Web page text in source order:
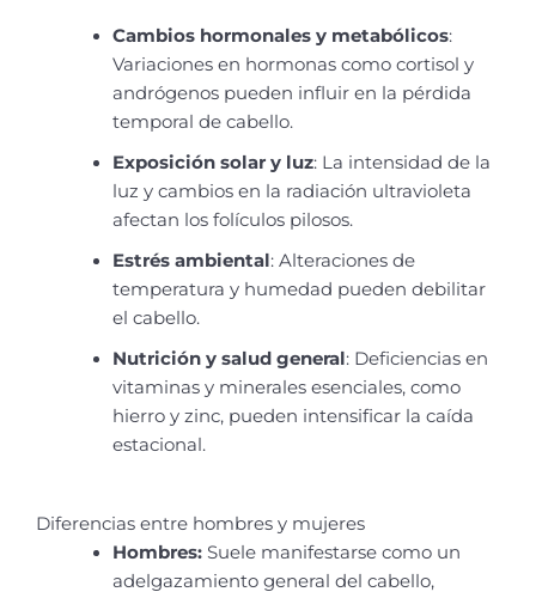
Cambios hormonales y metabólicos:
Variaciones en hormonas como cortisol y
andrógenos pueden influir en la pérdida
temporal de cabello.
Exposición solar y luz: La intensidad de la
luz y cambios en la radiación ultravioleta
afectan los folículos pilosos.
Estrés ambiental : Alteraciones de
temperatura y humedad pueden debilitar
el cabello.
Nutrición y salud general : Deficiencias en
vitaminas y minerales esenciales, como
hierro y zinc, pueden intensificar la caída
estacional.
Diferencias entre hombres y mujeres
Hombres:Suele manifestarse como un
adelgazamiento general del cabello,